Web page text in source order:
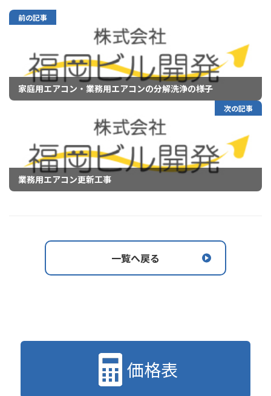
前の記事
家庭用エアコン・業務用エアコンの分解洗浄の様子
次の記事
業務用エアコン更新工事
一覧へ戻る
価格表